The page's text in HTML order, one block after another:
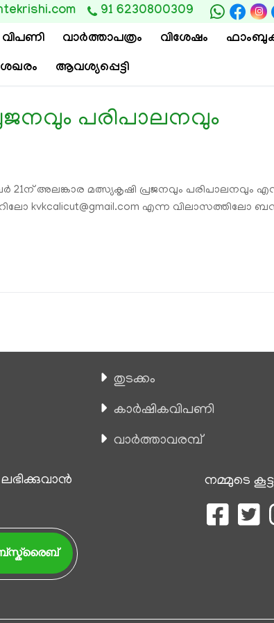
91 6230800309
വാ‍ർത്താപത്രം വിശേഷം
ആവശ്യപ്പെട്ടി
പരിപാലനവും
21ന് അലങ്കാര മത്സ്യകൃഷി പ്രജനവും പരിപാലനവും
kvkcalicut@gmail.com എന്ന വിലാസത്തിലോ
തുടക്കം
കാ‍ർഷികവിപണി
വാര്‍ത്താവരമ്പ്
നമ്മുടെ